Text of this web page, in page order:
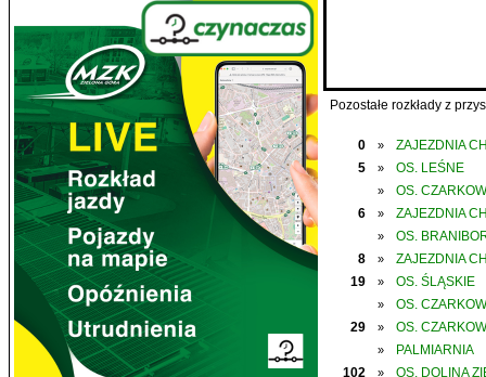
Pozostałe rozkłady z
0 »
ZAJEZDNIA
5
» OS. LEŚNE
»
OS.
6
» ZAJEZDNIA
»
OS.
8
»
ZAJEZDNIA
19
» OS. ŚLĄSKIE
»
OS.
29
» OS.
»
PALMIARNIA
102
» OS. DOLINA